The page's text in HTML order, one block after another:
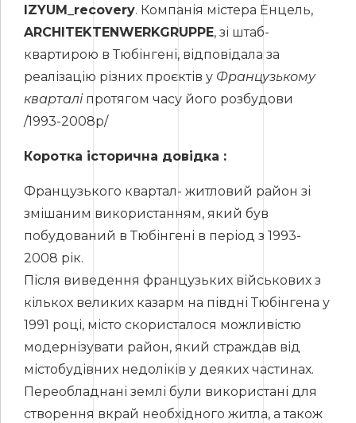
IZYUM_recovery. Компанія містера Енцель,
ARCHITEKTENWERKGRUPPE, зі штаб-
квартирою в Тюбінгені, відповідала за
реалізацію різних проєктів у Французькому
кварталіпротягом часу його розбудови
/1993-2008р/
Коротка історична довідка :
Французького квартал- житловий район зі
змішаним використанням, який був
побудований в Тюбінгені в період з 1993-
2008 рік.
Після виведення французьких військових з
кількох великих казарм на півдні Тюбінгена у
1991 році, місто скористалося можливістю
модернізувати район, який страждав від
містобудівних недоліків у деяких частинах.
Переобладнані землі були використані для
створення вкрай необхідного житла, а також